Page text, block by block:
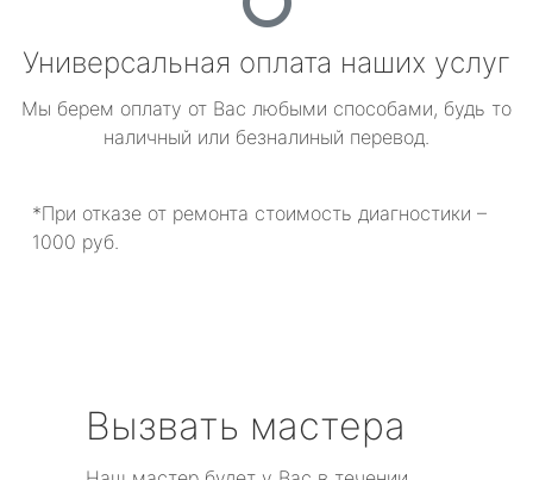
Универсальная оплата наших услуг
Мы берем оплату от Вас любыми способами, будь то
наличный или безналиный перевод.
*При отказе от ремонта стоимость диагностики –
1000 руб.
Вызвать мастера